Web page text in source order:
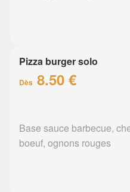
Pizza burger solo
Dès 8.50 €
Base sauce barbecue,
boeuf, ognons rouges